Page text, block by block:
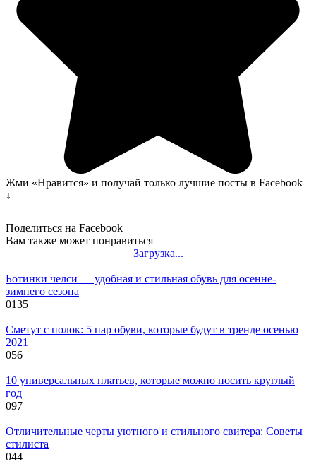
Жми «Нравится» и получай только лучшие посты в Facebook
↓
Поделиться на Facebook
Вам также может понравиться
Загрузка...
Ботинки челси — удобная и стильная обувь для осенне-
зимнего сезона
0135
Сметут с полок: 5 пар обуви, которые будут в тренде осенью
2021
056
10 универсальных платьев, которые можно носить круглый
год
097
Отличительные черты уютного и стильного свитера: Советы
стилиста
044